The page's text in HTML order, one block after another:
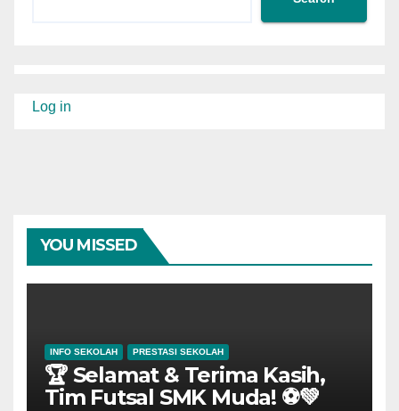
Log in
YOU MISSED
INFO SEKOLAH PRESTASI SEKOLAH
🏆 Selamat & Terima Kasih,
Tim Futsal SMK Muda! ⚽💚